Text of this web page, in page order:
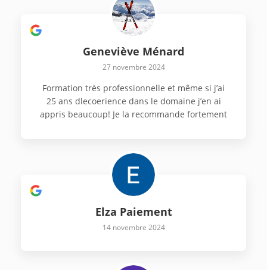
Geneviève Ménard
27 novembre 2024
Formation très professionnelle et même si j’ai
25 ans dlecoerience dans le domaine j’en ai
appris beaucoup! Je la recommande fortement
Elza Paiement
14 novembre 2024